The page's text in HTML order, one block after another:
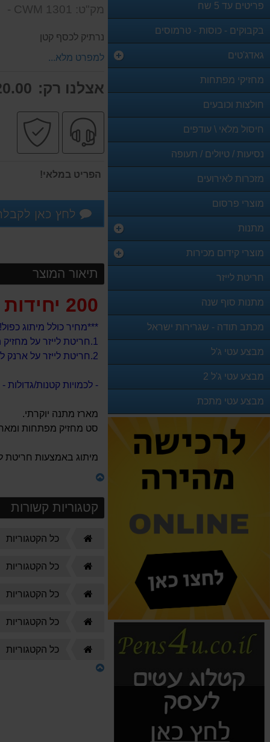
פריטים עד 5 שח
בקבוקים - כוסות - טרמוסים
גאדג'טים
מחזיקי מפתחות
חולצות וכובעים
חיסול מלאי \ עודפים
נסיעות / טיולים / תעופה
מזכרות לאירועים
מוצרי פרסום
מתנות
מוצרי קידום מכירות
חריטת לייזר
מתנות סוף שנה
מכתב תודה - שגרירות ישראל
מבצע עטי ג'ל
מבצע עטי ג'ל 2
מבצע עטי מתכת
מק"ט: CWM 1301 -
נרתיק לכסף קטן
למפרט מלא...
אצלנו רק: ₪
שירות
מקצועי
הפריט במלאי!
לחץ כאן
תיאור המוצר
200 יחידות
***מחיר כולל מיתוג כפול!
1.חריטת לייזר על מחזיק המפתחות.
2.חריטת לייזר על ארנק לכרטיסי ביקור
- לכמויות קטנות/גדולות - אנא
מארז מתנה יוקרתי.
סט מחזיק מפתחות
מיתוג באמצעות חריטת
קטגוריות קשורות
כל הקטגוריות
כל הקטגוריות
כל הקטגוריות
כל הקטגוריות
כל הקטגוריות